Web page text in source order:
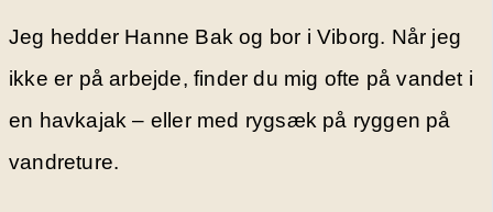
Jeg hedder Hanne Bak og bor i Viborg. Når jeg
ikke er på arbejde, finder du mig ofte på vandet i
en havkajak – eller med rygsæk på ryggen på
vandreture.